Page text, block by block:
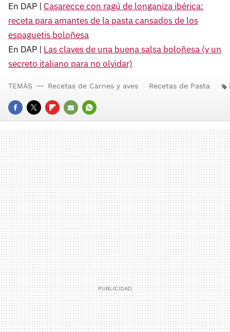
En DAP | Casarecce con ragú de longaniza ibérica:
receta para amantes de la pasta cansados de los
espaguetis boloñesa
En DAP | Las claves de una buena salsa boloñesa (y un
secreto italiano para no olvidar)
FACEBOOK
TWITTERFLIPBOARD
E-
MAIL
WHATSAPP
TEMAS Recetas de Carnes y aves Recetas de Pasta